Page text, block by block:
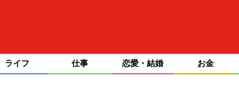
ライフ 仕事 恋愛・結婚 お金